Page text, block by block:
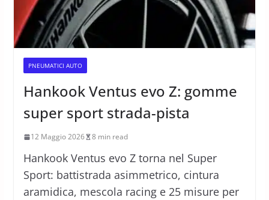
PNEUMATICI AUTO
Hankook Ventus evo Z: gomme
super sport strada-pista
12 Maggio 2026 8 min read
Hankook Ventus evo Z torna nel Super
Sport: battistrada asimmetrico, cintura
aramidica, mescola racing e 25 misure per